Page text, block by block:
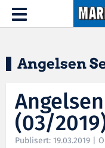
Hopp til hovedinnhold
Toggle
navigation
Angelsen
(03/
Publisert: 19.03.2019 |